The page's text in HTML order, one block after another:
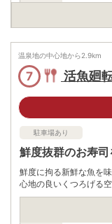
※ 掲載情報は変更になる
問合せください。
※ 料金情報は税込・税抜
自身でお問合せください。
温泉地の中心地から2.9km
7 活魚廻
駐車場あり
鮮度抜群のお寿
鮮度に拘る新鮮な魚を
心地の良いくつろげる空